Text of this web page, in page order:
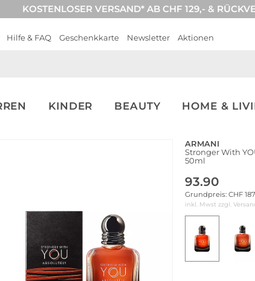
KOSTENLOSER VERSAND* AB CHF 129,- &
Hilfe & FAQ Geschenkkarte Newsletter Aktionen
KINDER BEAUTY HOME &
ARMANI
Stronger With
50ml
93.90
Grundpreis: CHF
inkl. Mwst zzgl.